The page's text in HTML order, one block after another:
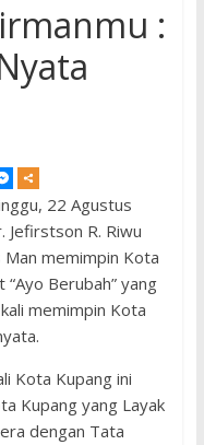
:
22 Agustus
Jefirstson R. Riwu
memimpin Kota
Berubah” yang
memimpin Kota
Kota Kupang ini
Kupang yang Layak
dengan Tata